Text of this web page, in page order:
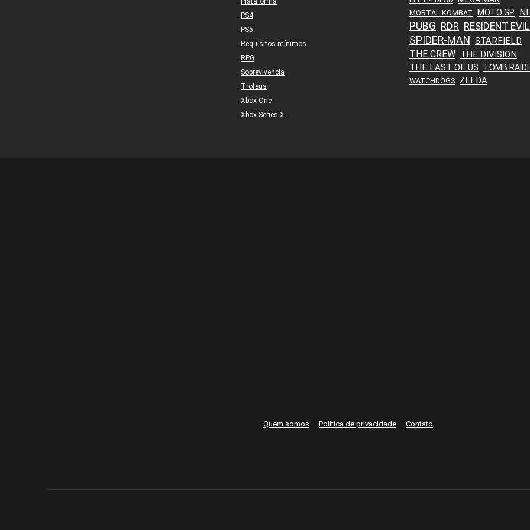
PS4
PS5
Requisitos mínimos
RPG
Sobrevivência
Troféus
Xbox One
Xbox Series X
MORTAL KOMBAT MOTO GP
PUBG RDR RESIDENT EVIL
SPIDER-MAN STARFIELD
THE CREW THE DIVISION
THE LAST OF US
TOMB
WATCHDOGS ZELDA
Quem somos Política de privacidade Contato